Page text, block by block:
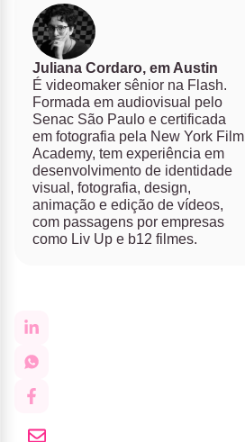
Juliana Cordaro, em Austin
É videomaker sênior na Flash.
Formada em audiovisual pelo
Senac São Paulo e certificada
em fotografia pela New York Film
Academy, tem experiência em
desenvolvimento de identidade
visual, fotografia, design,
animação e edição de vídeos,
com passagens por empresas
como Liv Up e b12 filmes.